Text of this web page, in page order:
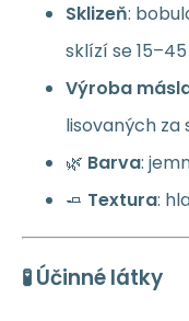
Sklizeň:
sklízí se
Výroba
lisovaných za
🌿 Barva:
🧈 Textura:
🧪 Účinné látky